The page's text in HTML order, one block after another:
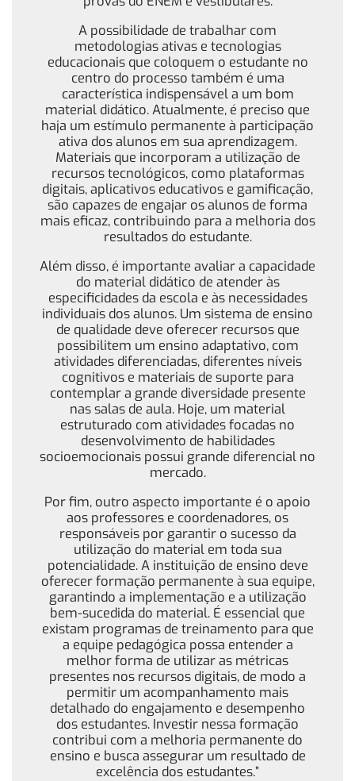
A possibilidade de trabalhar com
metodologias ativas e tecnologias
educacionais que coloquem o estudante no
centro do processo também é uma
característica indispensável a um bom
material didático. Atualmente, é preciso que
haja um estímulo permanente à participação
ativa dos alunos em sua aprendizagem.
Materiais que incorporam a utilização de
recursos tecnológicos, como plataformas
digitais, aplicativos educativos e gamificação,
são capazes de engajar os alunos de forma
mais eficaz, contribuindo para a melhoria dos
resultados do estudante.
Além disso, é importante avaliar a capacidade
do material didático de atender às
especificidades da escola e às necessidades
individuais dos alunos. Um sistema de ensino
de qualidade deve oferecer recursos que
possibilitem um ensino adaptativo, com
atividades diferenciadas, diferentes níveis
cognitivos e materiais de suporte para
contemplar a grande diversidade presente
nas salas de aula. Hoje, um material
estruturado com atividades focadas no
desenvolvimento de habilidades
socioemocionais possui grande diferencial no
mercado.
Por fim, outro aspecto importante é o apoio
aos professores e coordenadores, os
responsáveis por garantir o sucesso da
utilização do material em toda sua
potencialidade. A instituição de ensino deve
oferecer formação permanente à sua equipe,
garantindo a implementação e a utilização
bem-sucedida do material. É essencial que
existam programas de treinamento para que
a equipe pedagógica possa entender a
melhor forma de utilizar as métricas
presentes nos recursos digitais, de modo a
permitir um acompanhamento mais
detalhado do engajamento e desempenho
dos estudantes. Investir nessa formação
contribui com a melhoria permanente do
ensino e busca assegurar um resultado de
excelência dos estudantes.”